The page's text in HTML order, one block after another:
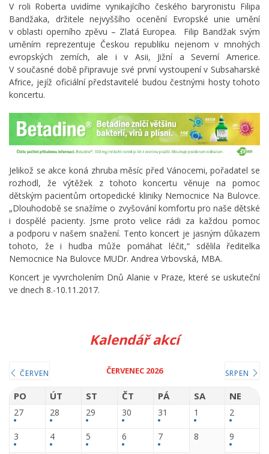
V roli Roberta uvidíme vynikajícího českého baryronistu Filipa
Bandžaka, držitele nejvyššího ocenění Evropské unie umění
v oblasti operního zpěvu – Zlatá Europea. Filip Bandžak svým
uměním reprezentuje Českou republiku nejenom v mnohých
evropských zemích, ale i v Asii, Jižní a Severní Americe.
V současné době připravuje své první vystoupení v Subsaharské
Africe, jejíž oficiální představitelé budou čestnými hosty tohoto
koncertu.
Jelikož se akce koná zhruba měsíc před Vánocemi, pořadatel se
rozhodl, že výtěžek z tohoto koncertu věnuje na pomoc
dětským pacientům ortopedické kliniky Nemocnice Na Bulovce.
„Dlouhodobě se snažíme o zvyšování komfortu pro naše dětské
i dospělé pacienty. Jsme proto velice rádi za každou pomoc
a podporu v našem snažení. Tento koncert je jasným důkazem
tohoto, že i hudba může pomáhat léčit,“ sdělila ředitelka
Nemocnice Na Bulovce MUDr. Andrea Vrbovská, MBA.
Koncert je vyvrcholením Dnů Alanie v Praze, které se uskuteční
ve dnech 8.-10.11.2017.
Kalendář akcí
ČERVEN ČERVENEC 2026 SRPEN
PO ÚT ST ČT PÁ SA NE
27 28 29 30 31 1 2
3 4 5 6 7 8 9